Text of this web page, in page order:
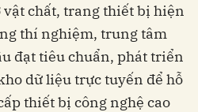
vật chất, trang thiết bị hiện
thí nghiệm, trung tâm
đạt tiêu chuẩn, phát triển
dữ liệu trực tuyến để hỗ
thiết bị công nghệ cao